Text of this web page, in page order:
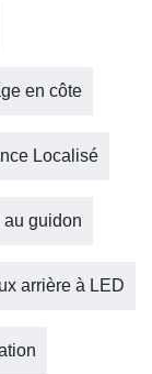
en côte
Localisé
guidon
arrière à LED